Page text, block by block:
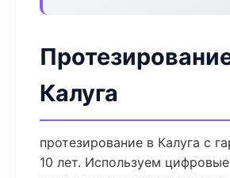
Калуга
протезирование в Калуга с
10 лет. Используем